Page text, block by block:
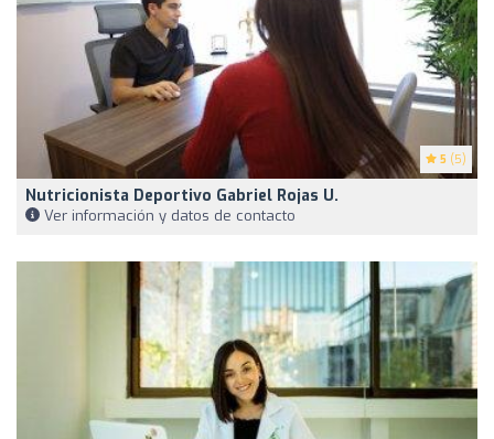
5 (5)
Nutricionista Deportivo Gabriel Rojas U.
Ver información y datos de contacto